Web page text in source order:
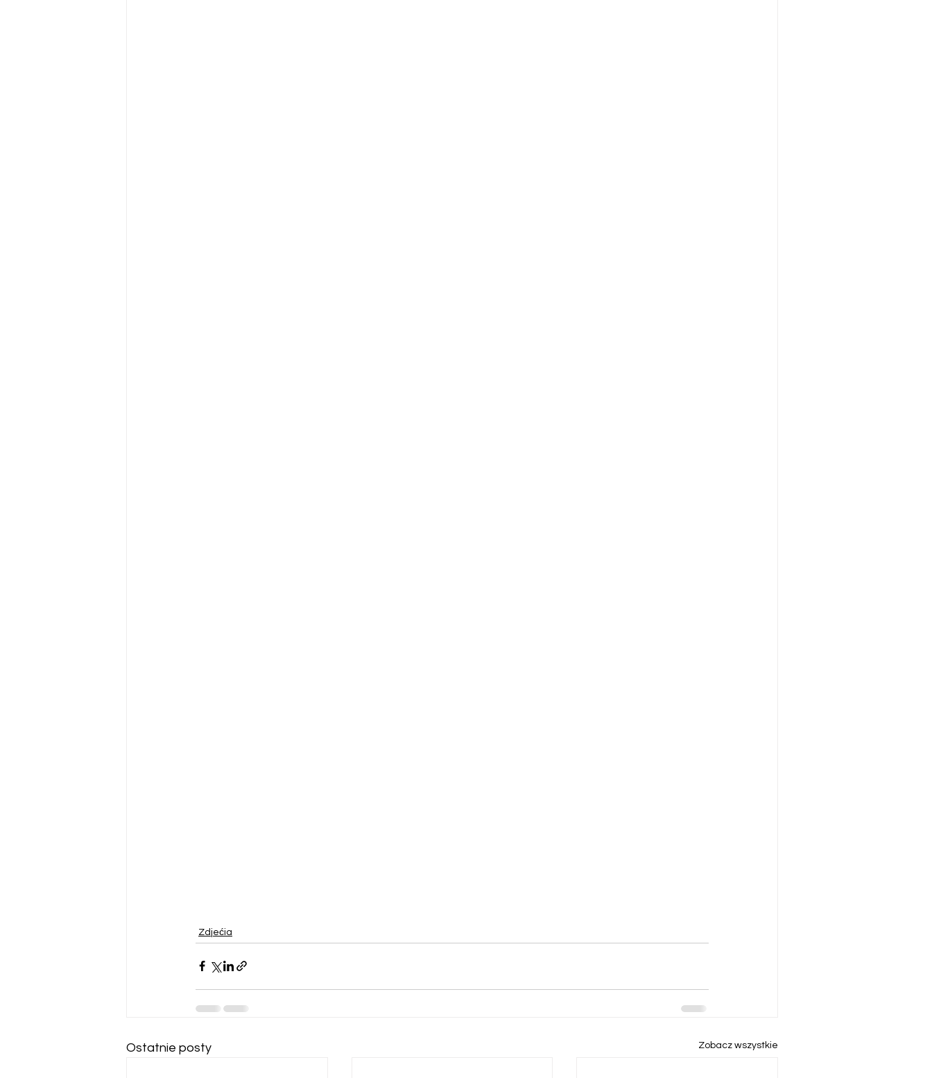
Zdjećia
Ostatnie posty Zobacz wszystkie